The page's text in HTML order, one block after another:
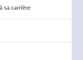
sa carrière